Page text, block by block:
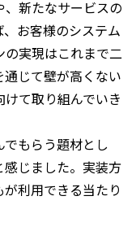
新たなサービスの
お客様のシステム
実現はこれまで二
じて壁が高くない
て取り組んでいき
もらう題材とし
じました。実装方
利用できる当たり